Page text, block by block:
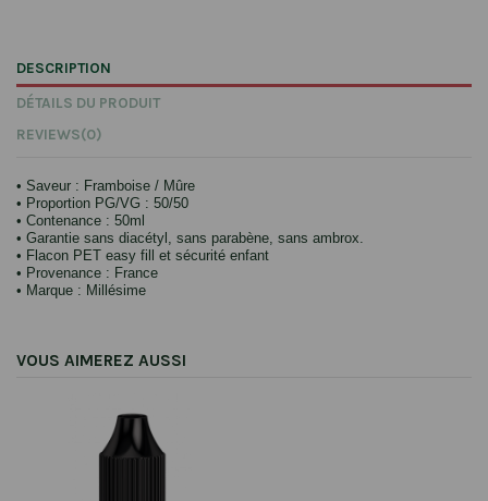
DESCRIPTION
DÉTAILS DU PRODUIT
REVIEWS(0)
• Saveur : Framboise / Mûre
• Proportion PG/VG : 50/50
• Contenance : 50ml
• Garantie sans diacétyl, sans parabène, sans ambrox.
• Flacon PET easy fill et sécurité enfant
• Provenance : France
• Marque : Millésime
VOUS AIMEREZ AUSSI